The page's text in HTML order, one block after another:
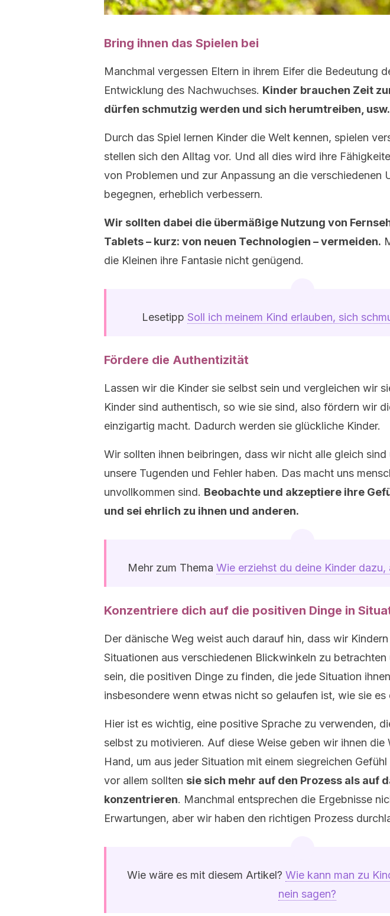
Bring ihnen das Spielen bei
Manchmal vergessen Eltern in ihrem Eifer die Bedeutung
Entwicklung des Nachwuchses. Kinder brauchen Zeit
dürfen schmutzig werden und sich herumtreiben, usw.
Durch das Spiel lernen Kinder die Welt kennen, spielen
stellen sich den Alltag vor. Und all dies wird ihre
von Problemen und zur Anpassung an die verschiedenen
begegnen, erheblich verbessern.
Wir sollten dabei die übermäßige Nutzung von
Tablets – kurz: von neuen Technologien – vermeiden.
die Kleinen ihre Fantasie nicht genügend.
Lesetipp Soll ich meinem Kind erlauben, sich
Fördere die Authentizität
Lassen wir die Kinder sie selbst sein und vergleichen wir
Kinder sind authentisch, so wie sie sind, also fördern wir
einzigartig macht. Dadurch werden sie glückliche Kinder.
Wir sollten ihnen beibringen, dass wir nicht alle gleich
unsere Tugenden und Fehler haben. Das macht uns
unvollkommen sind. Beobachte und akzeptiere ihre
und sei ehrlich zu ihnen und anderen.
Mehr zum Thema Wie erziehst du deine Kinder dazu,
Konzentriere dich auf die positiven Dinge in
Der dänische Weg weist auch darauf hin, dass wir
Situationen aus verschiedenen Blickwinkeln zu
sein, die positiven Dinge zu finden, die jede Situation
insbesondere wenn etwas nicht so gelaufen ist, wie sie es
Hier ist es wichtig, eine positive Sprache zu verwenden,
selbst zu motivieren. Auf diese Weise geben wir ihnen die
Hand, um aus jeder Situation mit einem siegreichen
vor allem sollten sie sich mehr auf den Prozess als auf
konzentrieren. Manchmal entsprechen die Ergebnisse
Erwartungen, aber wir haben den richtigen Prozess
Wie wäre es mit diesem Artikel? Wie kann man zu
nein sagen?